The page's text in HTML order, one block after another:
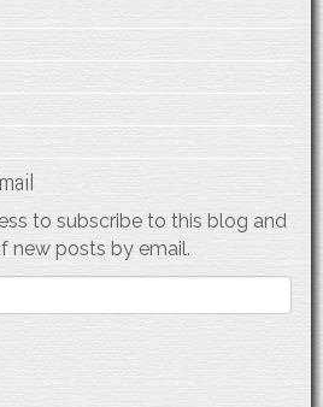
to subscribe to this blog and
new posts by email.